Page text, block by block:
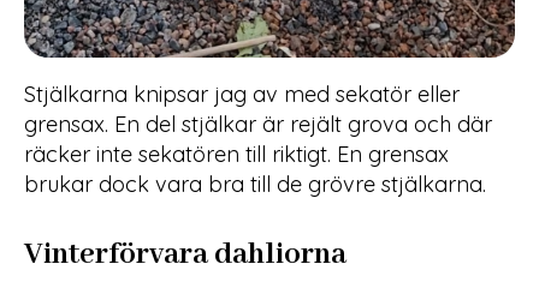
Stjälkarna knipsar jag av med sekatör eller
grensax. En del stjälkar är rejält grova och där
räcker inte sekatören till riktigt. En grensax
brukar dock vara bra till de grövre stjälkarna.
Vinterförvara dahliorna